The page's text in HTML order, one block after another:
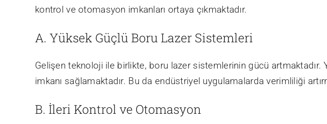
kontrol ve otomasyon imkanları ortaya çıkmaktadır.
A. Yüksek Güçlü Boru Lazer Sistemleri
Gelişen teknoloji ile birlikte, boru lazer sistemlerinin gücü artmaktadır.
imkanı sağlamaktadır. Bu da endüstriyel uygulamalarda verimliliği
B. İleri Kontrol ve Otomasyon